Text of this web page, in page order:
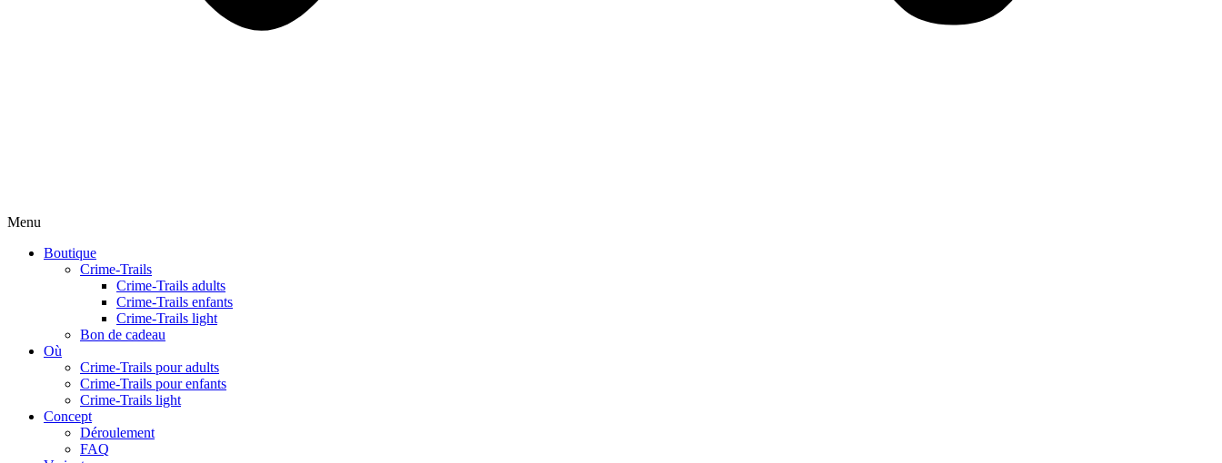
Menu
Boutique
Crime-Trails
Crime-Trails adults
Crime-Trails enfants
Crime-Trails light
Bon de cadeau
Où
Crime-Trails pour adults
Crime-Trails pour enfants
Crime-Trails light
Concept
Déroulement
FAQ